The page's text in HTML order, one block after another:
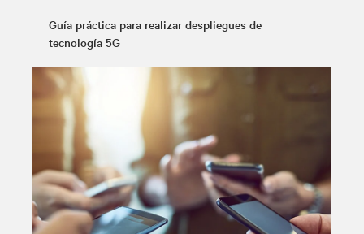
Guía práctica para realizar despliegues de
tecnología 5G